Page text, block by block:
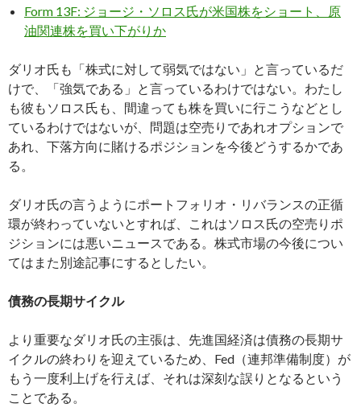
Form 13F: ジョージ・ソロス氏が米国株をショート、原
油関連株を買い下がりか
ダリオ氏も「株式に対して弱気ではない」と言っているだ
けで、「強気である」と言っているわけではない。わたし
も彼もソロス氏も、間違っても株を買いに行こうなどとし
ているわけではないが、問題は空売りであれオプションで
あれ、下落方向に賭けるポジションを今後どうするかであ
る。
ダリオ氏の言うようにポートフォリオ・リバランスの正循
環が終わっていないとすれば、これはソロス氏の空売りポ
ジションには悪いニュースである。株式市場の今後につい
てはまた別途記事にするとしたい。
債務の長期サイクル
より重要なダリオ氏の主張は、先進国経済は債務の長期サ
イクルの終わりを迎えているため、Fed（連邦準備制度）が
もう一度利上げを行えば、それは深刻な誤りとなるという
ことである。